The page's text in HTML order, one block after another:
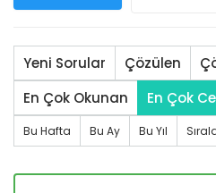
Yeni Sorular Çözülen
En Çok Okunan
En Çok
Bu Hafta Bu Ay Bu Yıl